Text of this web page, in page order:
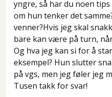
yngre, så har du noen
om hun tenker det
venner?Hvis jeg skal
bare kan være på turn,
Og hva jeg kan si for å
eksempel? Hun slutter
på vgs, men jeg føler jeg
Tusen takk for svar!